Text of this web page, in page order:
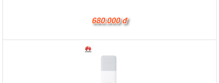
680.000 đ